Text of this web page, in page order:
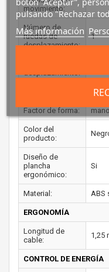
movimiento:
Número de
ruedas de
desplazamiento:
1
Factor de forma:
Color del
producto:
Diseño de
plancha
ergonómico:
Si
Material: ABS
ERGONOMÍA
Longitud de
cable:
1,25
CONTROL DE ENERGÍA
pulsando "Rechazar
Más información